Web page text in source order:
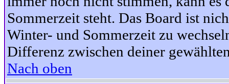
Sommerzeit steht. Das Board ist
Winter- und Sommerzeit zu
Differenz zwischen deiner
Nach oben